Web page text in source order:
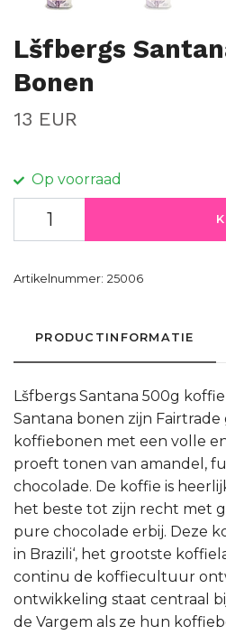
Lšfbergs
Bonen
13 EUR
Op voorraad
Artikelnummer: 25006
PRODUCTINFORMATIE
Lšfbergs Santana 500g
Santana bonen zijn
koffiebonen met een volle
proeft tonen van amandel,
chocolade. De koffie is
het beste tot zijn recht met
pure chocolade erbij. Deze
in Brazili‘, het grootste
continu de koffiecultuur
ontwikkeling staat centraal
de Vargem als ze hun